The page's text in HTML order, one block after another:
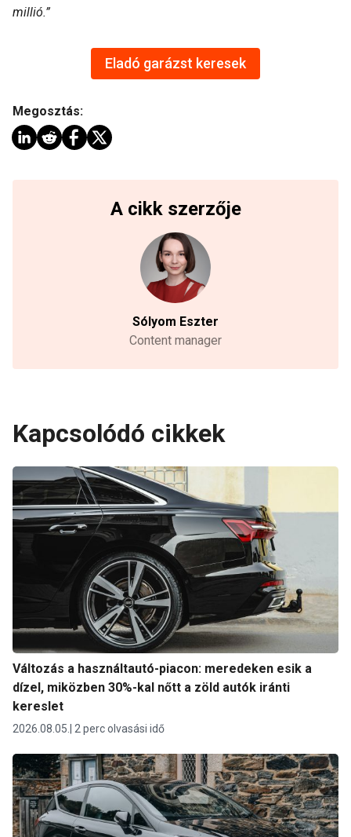
millió.”
Eladó garázst keresek
Megosztás:
A cikk szerzője
Sólyom Eszter
Content manager
Kapcsolódó cikkek
Változás a használtautó-piacon: meredeken esik a
dízel, miközben 30%-kal nőtt a zöld autók iránti
kereslet
2026.08.05. 2 perc olvasási idő